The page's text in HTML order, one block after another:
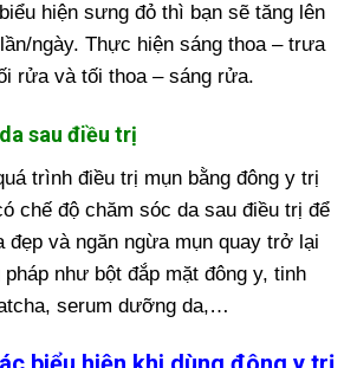
hiện sưng đỏ thì bạn sẽ tăng lên
ngày. Thực hiện sáng thoa – trưa
rửa và tối thoa – sáng rửa.
sau điều trị
trình điều trị mụn bằng đông y trị
chế độ chăm sóc da sau điều trị để
đẹp và ngăn ngừa mụn quay trở lại
như bột đắp mặt đông y, tinh
serum dưỡng da,…